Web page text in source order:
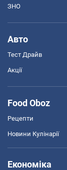
ЗНО
Авто
Тест Драйв
Акції
Food Oboz
Рецепти
Новини Кулінарії
Економіка